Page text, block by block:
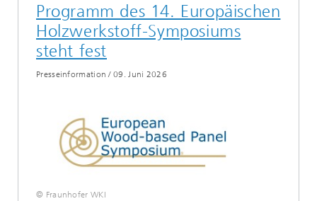
Programm des 14. Europäischen
Holzwerkstoff-Symposiums
steht fest
Presseinformation /09. Juni 2026
© Fraunhofer WKI